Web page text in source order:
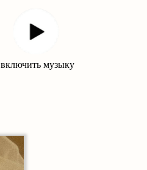
включить музыку